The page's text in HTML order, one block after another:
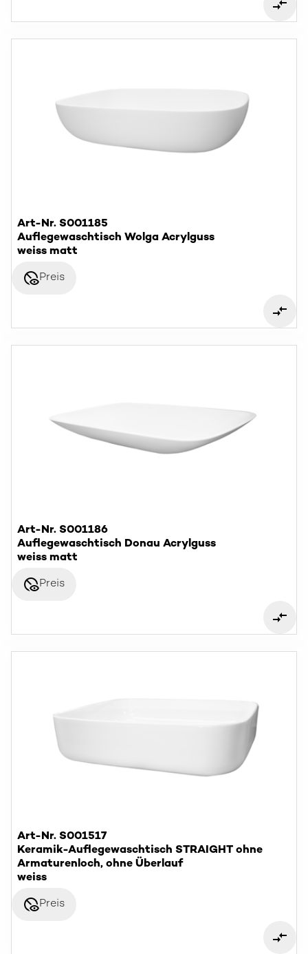
Art-Nr. S001185
Auflegewaschtisch Wolga Acrylguss
weiss matt
disabled_visiblePreis
Art-Nr. S001186
Auflegewaschtisch Donau Acrylguss
weiss matt
disabled_visiblePreis
Art-Nr. S001517
Keramik-Auflegewaschtisch STRAIGHT ohne
Armaturenloch, ohne Überlauf
weiss
disabled_visiblePreis